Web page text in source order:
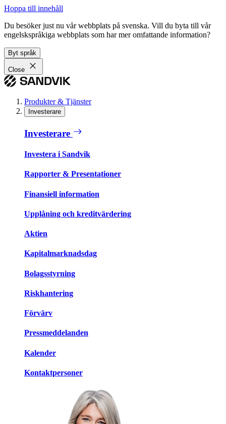
Hoppa till innehåll
Du besöker just nu vår webbplats på svenska. Vill du byta till vår
engelskspråkiga webbplats som har mer omfattande information?
Byt språk
Close
Produkter & Tjänster
Investerare
Investerare
Investera i Sandvik
Rapporter & Presentationer
Finansiell information
Upplåning och kreditvärdering
Aktien
Kapitalmarknadsdag
Bolagsstyrning
Riskhantering
Förvärv
Pressmeddelanden
Kalender
Kontaktpersoner